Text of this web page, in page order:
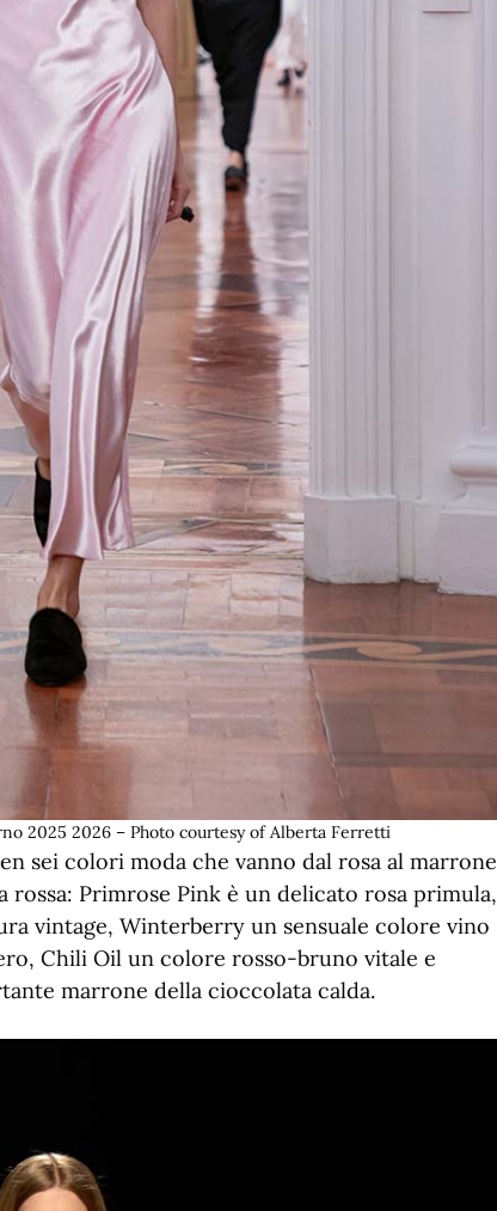
2025 2026 – Photo courtesy of Alberta Ferretti
sei colori moda che vanno dal rosa al marrone
Primrose Pink è un delicato rosa primula,
vintage, Winterberry un sensuale colore vino
Chili Oil un colore rosso-bruno vitale e
marrone della cioccolata calda.